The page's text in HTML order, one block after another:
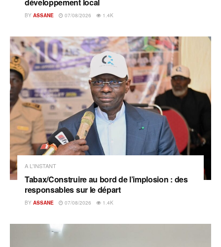
BY ASSANE 07/08/2026 1.4K
A L'INSTANT
Tabax/Construire au bord de l’implosion : des
responsables sur le départ
BY ASSANE 07/08/2026 1.4K